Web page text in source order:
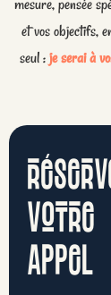
et vos objectifs,
seul :je serai à
votre
appel